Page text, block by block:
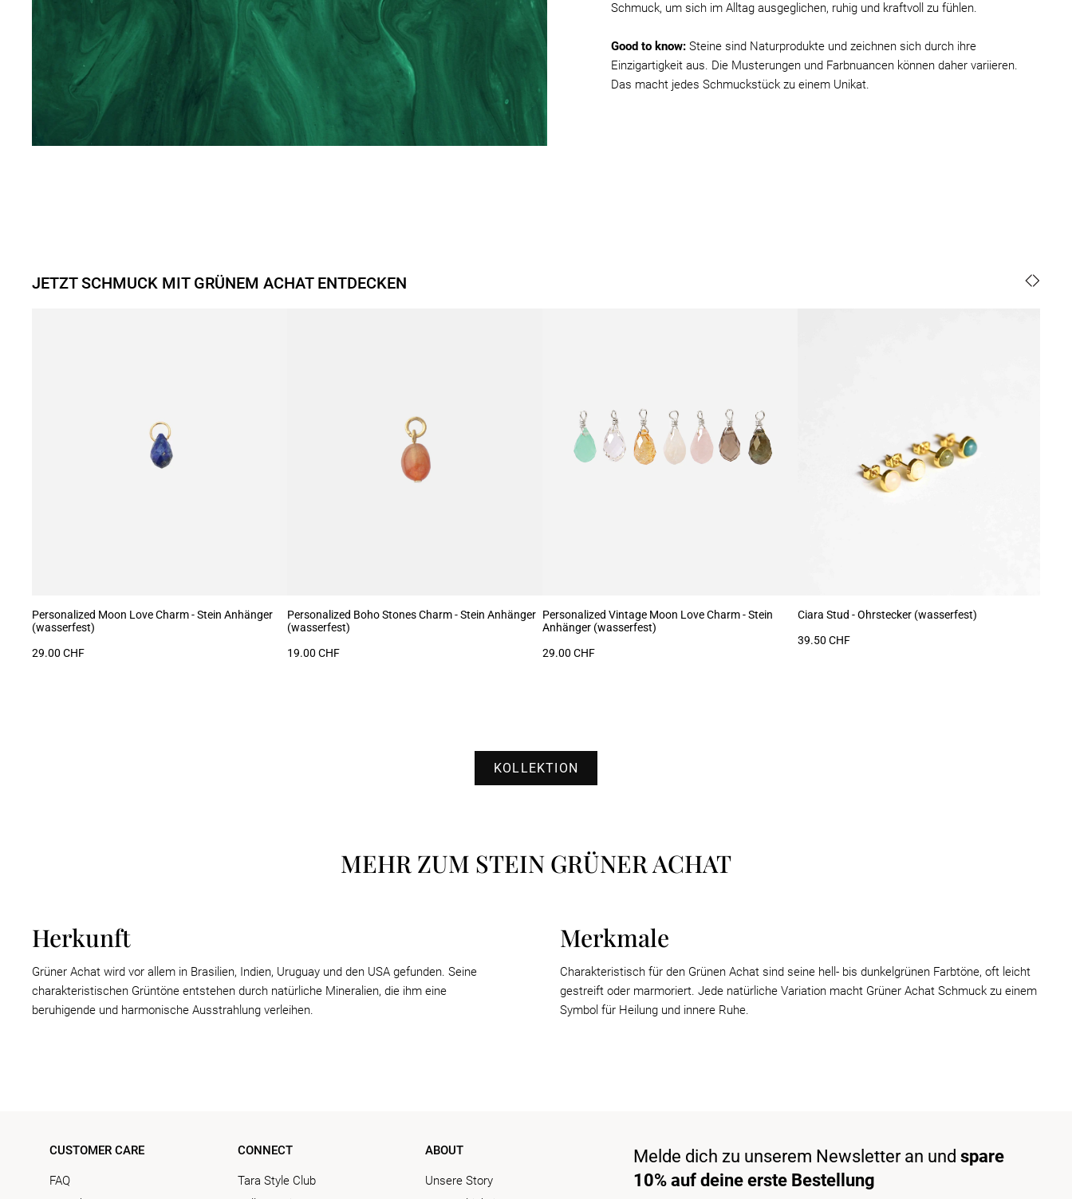
Schmuck, um sich im Alltag ausgeglichen, ruhig und kraftvoll zu fühlen.
Good to know: Steine sind Naturprodukte und zeichnen sich durch ihre
Einzigartigkeit aus. Die Musterungen und Farbnuancen können daher variieren.
Das macht jedes Schmuckstück zu einem Unikat.
JETZT SCHMUCK MIT GRÜNEM ACHAT ENTDECKEN
Personalized Moon Love Charm - Stein Anhänger
(wasserfest)
29.00 CHF
Personalized Boho Stones Charm - Stein Anhänger
(wasserfest)
19.00 CHF
Personalized Vintage Moon Love Charm - Stein
Anhänger (wasserfest)
29.00 CHF
Ciara Stud - Ohrstecker (wasserfest)
39.50 CHF
KOLLEKTION
MEHR ZUM STEIN GRÜNER ACHAT
Herkunft
Grüner Achat wird vor allem in Brasilien, Indien, Uruguay und den USA gefunden. Seine
charakteristischen Grüntöne entstehen durch natürliche Mineralien, die ihm eine
beruhigende und harmonische Ausstrahlung verleihen.
Merkmale
Charakteristisch für den Grünen Achat sind seine hell- bis dunkelgrünen Farbtöne, oft leicht
gestreift oder marmoriert. Jede natürliche Variation macht Grüner Achat Schmuck zu einem
Symbol für Heilung und innere Ruhe.
CUSTOMER CARE
FAQ
CONNECT
Tara Style Club
ABOUT
Unsere Story
Melde dich zu unserem Newsletter an und spare
10% auf deine erste Bestellung